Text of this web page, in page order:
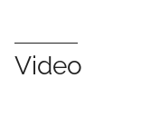
Video